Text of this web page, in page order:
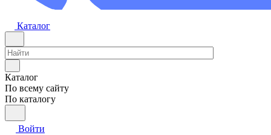
Каталог
Каталог
По всему сайту
По каталогу
Войти